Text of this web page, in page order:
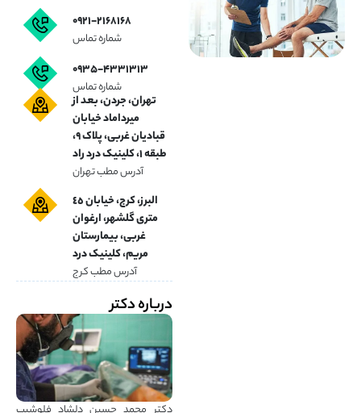
۰۹۲۱-۲۱۶۸۱۶۸
شماره تماس
۰۹۳۵-۴۳۳۱۳۱۳
شماره تماس
تهران، جردن، بعد از
میرداماد خیابان
قبادیان غربی، پلاک ۹،
طبقه ۱، کلینیک درد راد
آدرس مطب تهران
البرز، کرج، خیابان ٤٥
متری گلشهر، ارغوان
غربی، بیمارستان
مریم، کلینیک درد
آدرس مطب کرج
درباره دکتر